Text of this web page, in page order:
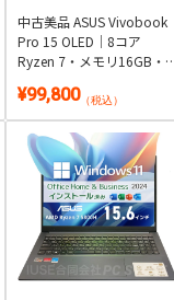
中古美品 ASUS Vivobook
Pro 15 OLED｜8コア
Ryzen 7・メモリ16GB・
｜Windows 11・WPS
Office 2付き
¥99,800（税込）